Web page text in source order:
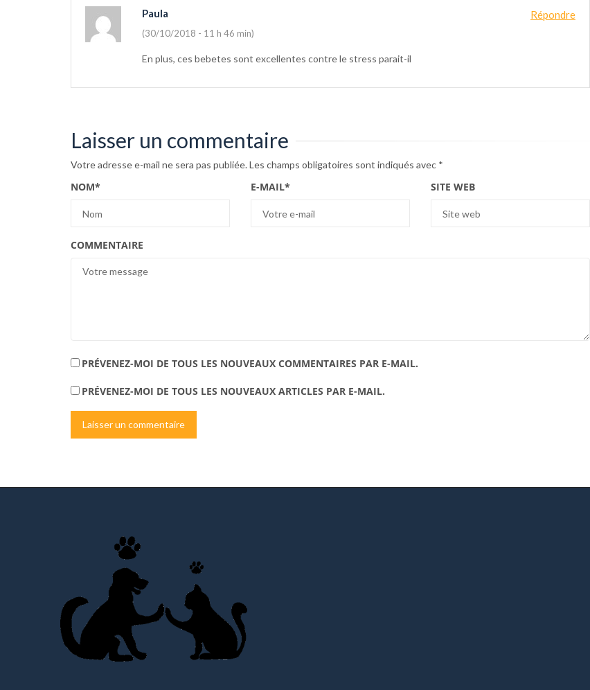
Paula Répondre
(30/10/2018 - 11 h 46 min)
En plus, ces bebetes sont excellentes contre le stress parait-il
Laisser un commentaire
Votre adresse e-mail ne sera pas publiée.Les champs obligatoires sont indiqués avec *
NOM* E-MAIL* SITE WEB
COMMENTAIRE
PRÉVENEZ-MOI DE TOUS LES NOUVEAUX COMMENTAIRES PAR E-MAIL.
PRÉVENEZ-MOI DE TOUS LES NOUVEAUX ARTICLES PAR E-MAIL.